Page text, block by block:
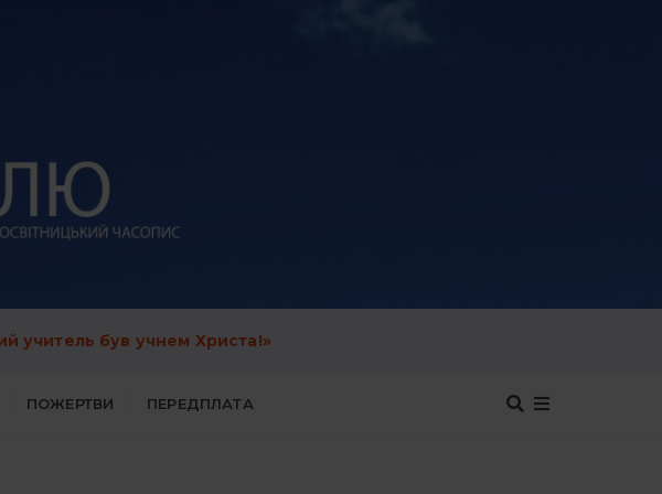
учитель був учнем Христа!»
ПОЖЕРТВИ ПЕРЕДПЛАТА